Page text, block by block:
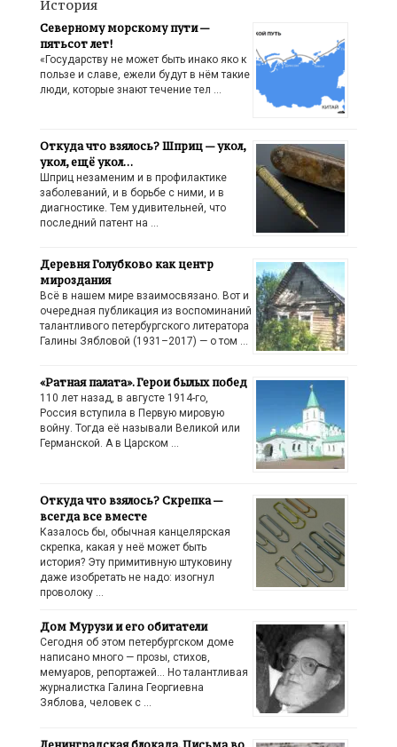
История
Северному морскому пути —
пятьсот лет!
«Государству не может быть инако яко к
пользе и славе, ежели будут в нём такие
люди, которые знают течение тел …
Откуда что взялось? Шприц — укол,
укол, ещё укол…
Шприц незаменим и в профилактике
заболеваний, и в борьбе с ними, и в
диагностике. Тем удивительней, что
последний патент на …
Деревня Голубково как центр
мироздания
Всё в нашем мире взаимосвязано. Вот и
очередная публикация из воспоминаний
талантливого петербургского литератора
Галины Зябловой (1931–2017) — о том …
«Ратная палата». Герои былых побед
110 лет назад, в августе 1914-го,
Россия вступила в Первую мировую
войну. Тогда её называли Великой или
Германской. А в Царском …
Откуда что взялось? Скрепка —
всегда все вместе
Казалось бы, обычная канцелярская
скрепка, какая у неё может быть
история? Эту примитивную штуковину
даже изобретать не надо: изогнул
проволоку …
Дом Мурузи и его обитатели
Сегодня об этом петербургском доме
написано много — прозы, стихов,
мемуаров, репортажей… Но талантливая
журналистка Галина Георгиевна
Зяблова, человек с …